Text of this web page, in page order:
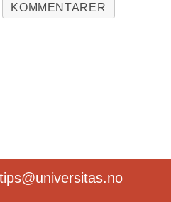
KOMMENTARER